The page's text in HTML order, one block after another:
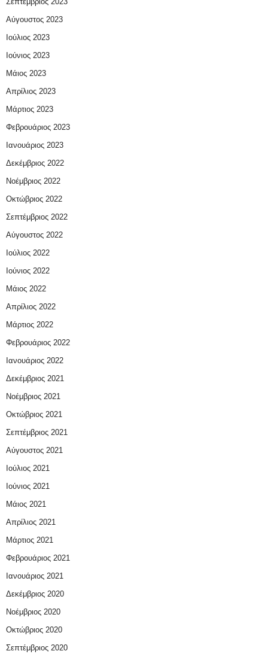
Αύγουστος 2023
Ιούλιος 2023
Ιούνιος 2023
Μάιος 2023
Απρίλιος 2023
Μάρτιος 2023
Φεβρουάριος 2023
Ιανουάριος 2023
Δεκέμβριος 2022
Νοέμβριος 2022
Οκτώβριος 2022
Σεπτέμβριος 2022
Αύγουστος 2022
Ιούλιος 2022
Ιούνιος 2022
Μάιος 2022
Απρίλιος 2022
Μάρτιος 2022
Φεβρουάριος 2022
Ιανουάριος 2022
Δεκέμβριος 2021
Νοέμβριος 2021
Οκτώβριος 2021
Σεπτέμβριος 2021
Αύγουστος 2021
Ιούλιος 2021
Ιούνιος 2021
Μάιος 2021
Απρίλιος 2021
Μάρτιος 2021
Φεβρουάριος 2021
Ιανουάριος 2021
Δεκέμβριος 2020
Νοέμβριος 2020
Οκτώβριος 2020
Σεπτέμβριος 2020